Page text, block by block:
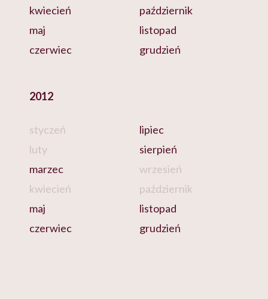
kwiecień
maj
czerwiec
październik
listopad
grudzień
2012
styczeń
luty
marzec
kwiecień
maj
czerwiec
lipiec
sierpień
wrzesień
październik
listopad
grudzień